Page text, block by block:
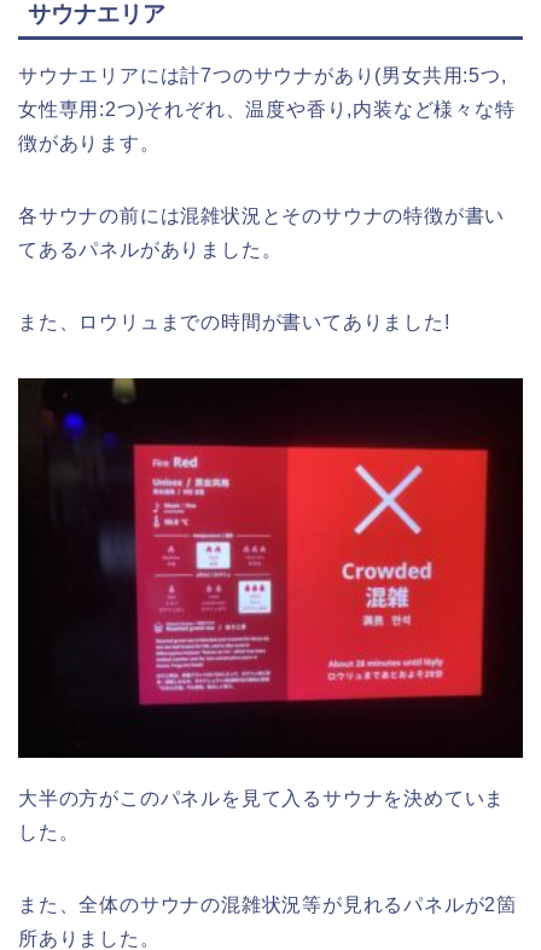
サウナエリア
サウナエリアには計7つのサウナがあり(男女共用:5つ,
女性専用:2つ)それぞれ、温度や香り,内装など様々な特
徴があります。
各サウナの前には混雑状況とそのサウナの特徴が書い
てあるパネルがありました。
また、ロウリュまでの時間が書いてありました!
大半の方がこのパネルを見て入るサウナを決めていま
した。
また、全体のサウナの混雑状況等が見れるパネルが2箇
所ありました。